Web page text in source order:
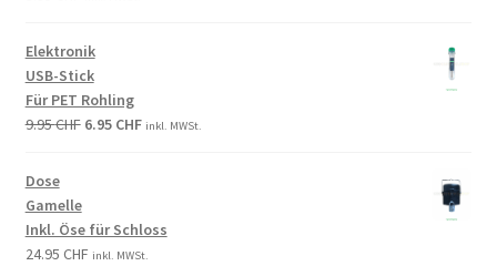
Elektronik
USB-Stick
Für PET Rohling
9.95CHF 6.95 CHF inkl. MWSt.
Dose
Gamelle
Inkl. Öse für Schloss
24.95 CHF inkl. MWSt.